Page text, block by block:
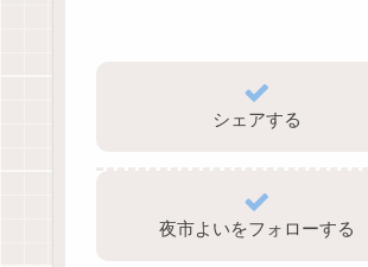
シェアする
夜市よいをフォローする